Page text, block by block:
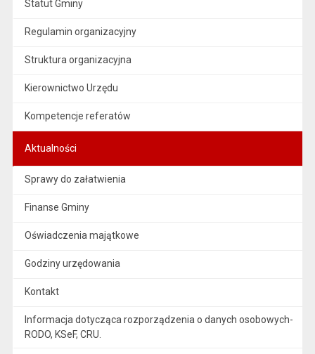
Statut Gminy
Regulamin organizacyjny
Struktura organizacyjna
Kierownictwo Urzędu
Kompetencje referatów
Aktualności
Sprawy do załatwienia
Finanse Gminy
Oświadczenia majątkowe
Godziny urzędowania
Kontakt
Informacja dotycząca rozporządzenia o danych osobowych-
RODO, KSeF, CRU.